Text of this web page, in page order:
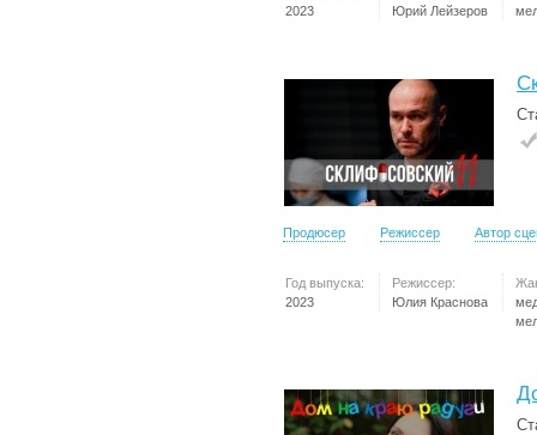
2023
Юрий Лейзеров
Продюсер Режиссер Автор
Год выпуска:
2023
Режиссер:
Юлия Краснова